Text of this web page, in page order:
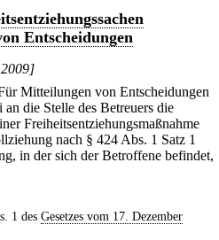
Entscheidungen
Mitteilungen von Entscheidungen
die Stelle des Betreuers die
Freiheitsentziehungsmaßnahme
nach § 424 Abs. 1 Satz 1
in der sich der Betroffene befindet,
1 des Gesetzes vom 17. Dezember